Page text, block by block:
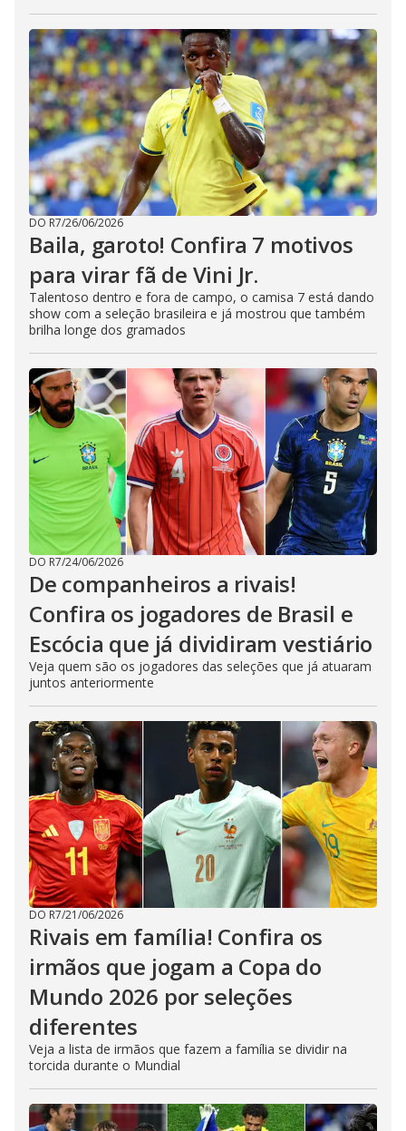
DO R7/26/06/2026
Baila, garoto! Confira 7 motivos
para virar fã de Vini Jr.
Talentoso dentro e fora de campo, o camisa 7 está dando
show com a seleção brasileira e já mostrou que também
brilha longe dos gramados
DO R7/24/06/2026
De companheiros a rivais!
Confira os jogadores de Brasil e
Escócia que já dividiram vestiário
Veja quem são os jogadores das seleções que já atuaram
juntos anteriormente
DO R7/21/06/2026
Rivais em família! Confira os
irmãos que jogam a Copa do
Mundo 2026 por seleções
diferentes
Veja a lista de irmãos que fazem a família se dividir na
torcida durante o Mundial